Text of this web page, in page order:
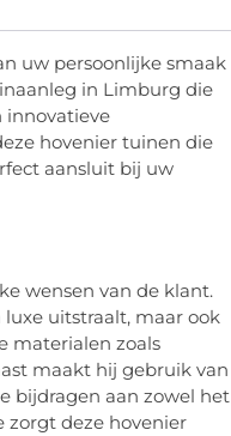
uw persoonlijke smaak
in Limburg die
innovatieve
hovenier tuinen die
aansluit bij uw
wensen van de klant.
uitstraalt, maar ook
materialen zoals
maakt hij gebruik van
bijdragen aan zowel het
zorgt deze hovenier